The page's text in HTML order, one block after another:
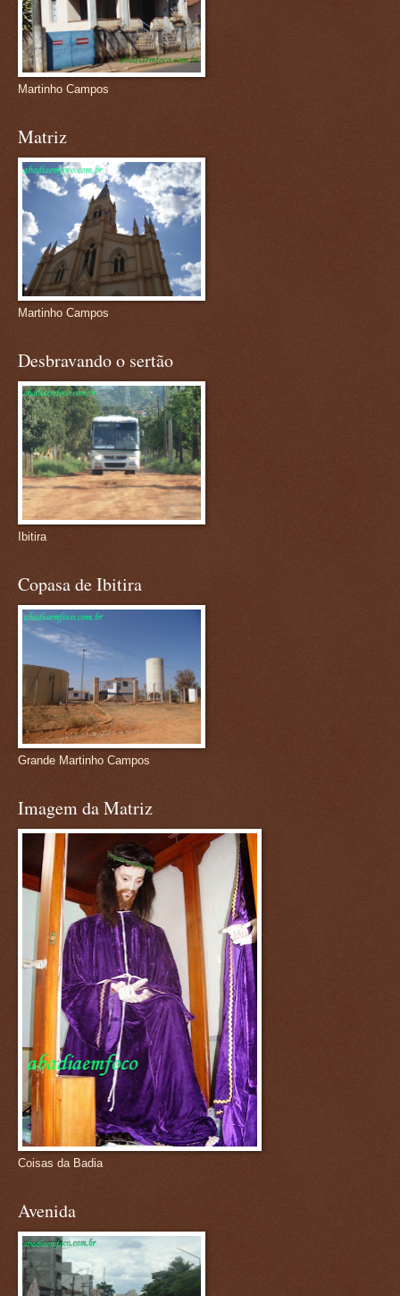
Martinho Campos
Matriz
Martinho Campos
Desbravando o sertão
Ibitira
Copasa de Ibitira
Grande Martinho Campos
Imagem da Matriz
Coisas da Badia
Avenida